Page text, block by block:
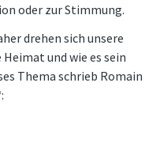
oder zur Stimmung.
drehen sich unsere
und wie es sein
Thema schrieb Romain